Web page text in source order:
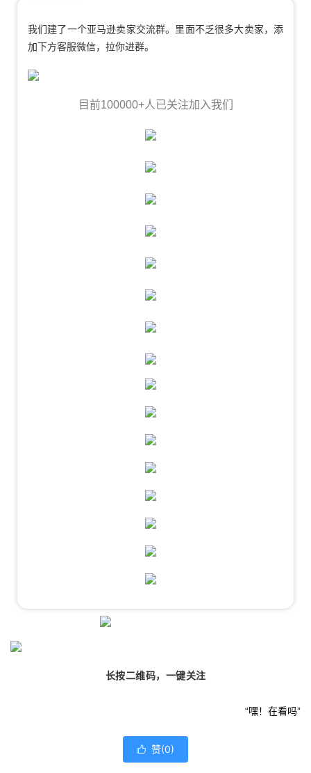
我们建了一个亚马逊卖家交流群。里面不乏很多大卖家，添
加下方客服微信，拉你进群。
目前100000+人已关注加入我们
长按二维码，一键关注
“嘿！ 在看吗”
 赞(0)